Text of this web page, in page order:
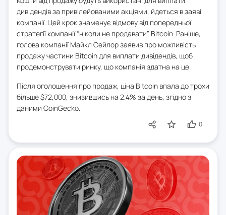
дивідендів за привілейованими акціями, йдеться в заяві
компанії. Цей крок знаменує відмову від попередньої
стратегії компанії “ніколи не продавати” Bitcoin. Раніше,
голова компанії Майкл Сейлор заявив про можливість
продажу частини Bitcoin для виплати дивідендів, щоб
продемонструвати ринку, що компанія здатна на це.
Після оголошення про продаж, ціна Bitcoin впала до трохи
більше $72,000, знизившись на 2.4% за день, згідно з
даними CoinGecko.
0